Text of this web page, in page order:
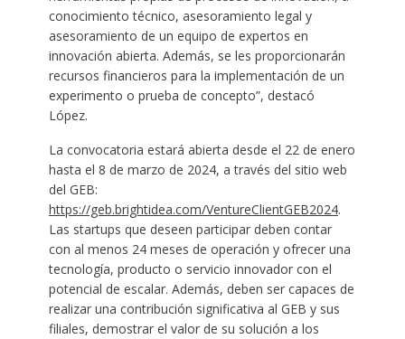
conocimiento técnico, asesoramiento legal y
asesoramiento de un equipo de expertos en
innovación abierta. Además, se les proporcionarán
recursos financieros para la implementación de un
experimento o prueba de concepto”, destacó
López.
La convocatoria estará abierta desde el 22 de enero
hasta el 8 de marzo de 2024, a través del sitio web
del GEB:
https://geb.brightidea.com/VentureClientGEB2024.
Las startups que deseen participar deben contar
con al menos 24 meses de operación y ofrecer una
tecnología, producto o servicio innovador con el
potencial de escalar. Además, deben ser capaces de
realizar una contribución significativa al GEB y sus
filiales, demostrar el valor de su solución a los